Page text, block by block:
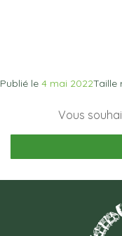
Publié le 4 mai 2022Taille
Vous